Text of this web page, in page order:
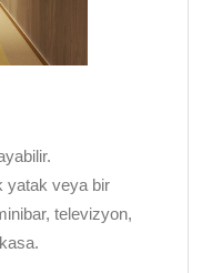
yatak veya bir
televizyon,